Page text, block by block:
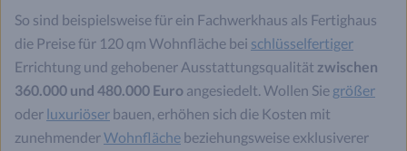
So sind beispielsweise für ein Fachwerkhaus als Fertighaus
die Preise für 120 qm Wohnfläche bei schlüsselfertiger
Errichtung und gehobener Ausstattungsqualität zwischen
360.000 und 480.000 Euro angesiedelt. Wollen Sie größer
oder luxuriöser bauen, erhöhen sich die Kosten mit
zunehmenderWohnfläche beziehungsweise exklusiverer